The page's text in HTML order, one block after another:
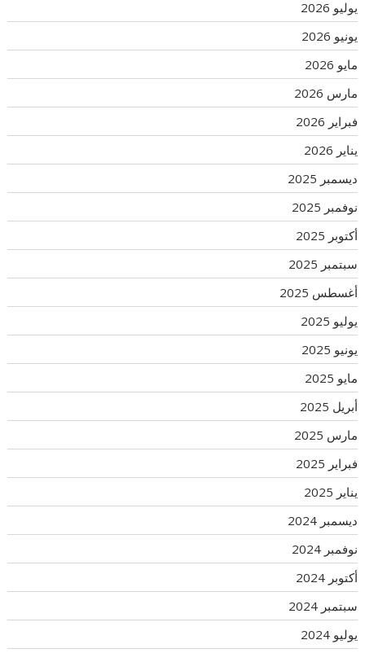
يوليو 2026
يونيو 2026
مايو 2026
مارس 2026
فبراير 2026
يناير 2026
ديسمبر 2025
نوفمبر 2025
أكتوبر 2025
سبتمبر 2025
أغسطس 2025
يوليو 2025
يونيو 2025
مايو 2025
أبريل 2025
مارس 2025
فبراير 2025
يناير 2025
ديسمبر 2024
نوفمبر 2024
أكتوبر 2024
سبتمبر 2024
يوليو 2024